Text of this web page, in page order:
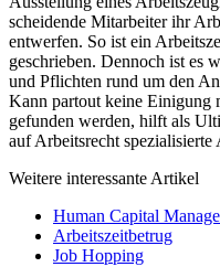
scheidende Mitarbeiter ihr
entwerfen. So ist ein
geschrieben. Dennoch ist es
und Pflichten rund um den
Kann partout keine Einigung
gefunden werden, hilft als
auf Arbeitsrecht spezialisierte
Weitere interessante Artikel
Human Capital
Arbeitszeitbetrug
Job Hopping